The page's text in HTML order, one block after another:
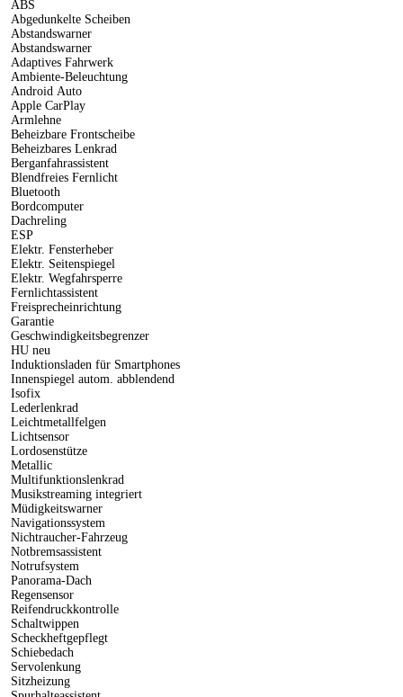
ABS
Abgedunkelte Scheiben
Abstandswarner
Abstandswarner
Adaptives Fahrwerk
Ambiente-Beleuchtung
Android Auto
Apple CarPlay
Armlehne
Beheizbare Frontscheibe
Beheizbares Lenkrad
Berganfahrassistent
Blendfreies Fernlicht
Bluetooth
Bordcomputer
Dachreling
ESP
Elektr. Fensterheber
Elektr. Seitenspiegel
Elektr. Wegfahrsperre
Fernlichtassistent
Freisprecheinrichtung
Garantie
Geschwindigkeitsbegrenzer
HU neu
Induktionsladen für Smartphones
Innenspiegel autom. abblendend
Isofix
Lederlenkrad
Leichtmetallfelgen
Lichtsensor
Lordosenstütze
Metallic
Multifunktionslenkrad
Musikstreaming integriert
Müdigkeitswarner
Navigationssystem
Nichtraucher-Fahrzeug
Notbremsassistent
Notrufsystem
Panorama-Dach
Regensensor
Reifendruckkontrolle
Schaltwippen
Scheckheftgepflegt
Schiebedach
Servolenkung
Sitzheizung